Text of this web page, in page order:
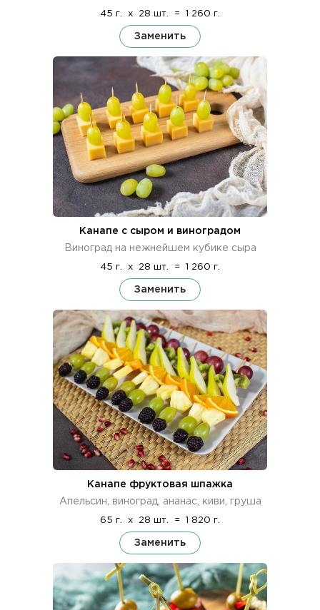
45 г. x 28 шт. = 1 260 г.
Заменить
Канапе с сыром и виноградом
Виноград на нежнейшем кубике сыра
45 г. x 28 шт. = 1 260 г.
Заменить
Канапе фруктовая шпажка
Апельсин, виноград, ананас, киви, груша
65 г. x 28 шт. = 1 820 г.
Заменить